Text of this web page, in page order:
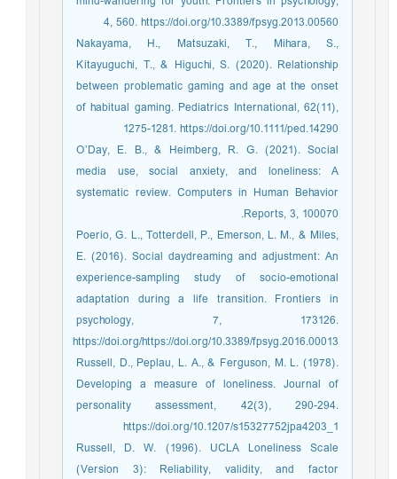
4, 560. https://doi.org/10.3389/fpsyg.2013.00560
Nakayama, H., Matsuzaki, T., Mihara, S.,
Kitayuguchi, T., & Higuchi, S. (2020). Relationship
between problematic gaming and age at the onset
of habitual gaming. Pediatrics International, 62(11),
1275-1281. https://doi.org/10.1111/ped.14290
O’Day, E. B., & Heimberg, R. G. (2021). Social
media use, social anxiety, and loneliness: A
systematic review. Computers in Human Behavior
Reports, 3, 100070.
Poerio, G. L., Totterdell, P., Emerson, L. M., & Miles,
E. (2016). Social daydreaming and adjustment: An
experience-sampling study of socio-emotional
adaptation during a life transition. Frontiers in
psychology, 7, 173126.
https://doi.org/https://doi.org/10.3389/fpsyg.2016.00013
Russell, D., Peplau, L. A., & Ferguson, M. L. (1978).
Developing a measure of loneliness. Journal of
personality assessment, 42(3), 290-294.
https://doi.org/10.1207/s15327752jpa4203_1
Russell, D. W. (1996). UCLA Loneliness Scale
(Version 3): Reliability, validity, and factor